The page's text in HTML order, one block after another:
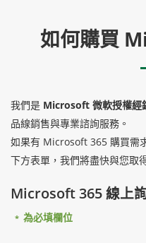
如何購買
我們是 Microsoft 微軟授權經
品線銷售與專業諮詢服務。
如果有 Microsoft 365 購買需
下方表單，我們將盡快與您取
Microsoft 365 線上
* 為必填欄位